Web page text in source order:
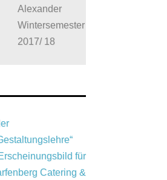
Alexander
Wintersemester
2017/ 18
für
Catering &